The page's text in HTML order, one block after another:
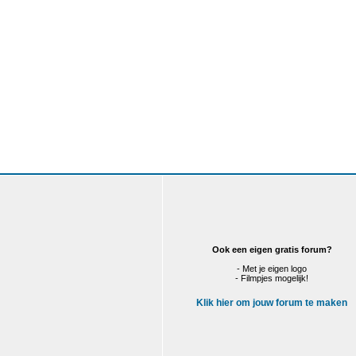
Ook een eigen gratis forum?
- Met je eigen logo
- Filmpjes mogelijk!
Klik hier om jouw forum te maken